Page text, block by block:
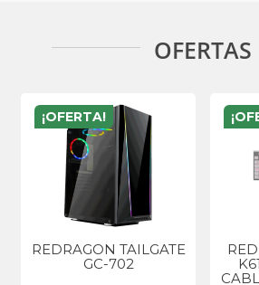
OFERTAS
¡OFERTA!
REDRAGON TAILGATE
GC-702